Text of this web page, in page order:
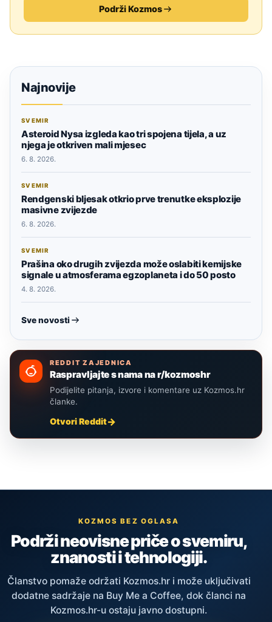
Podrži Kozmos
Najnovije
SVEMIR
Asteroid Nysa izgleda kao tri spojena tijela, a uz
njega je otkriven mali mjesec
6. 8. 2026.
SVEMIR
Rendgenski bljesak otkrio prve trenutke eksplozije
masivne zvijezde
6. 8. 2026.
SVEMIR
Prašina oko drugih zvijezda može oslabiti kemijske
signale u atmosferama egzoplaneta i do 50 posto
4. 8. 2026.
Sve novosti
REDDIT ZAJEDNICA
Raspravljajte s nama na r/kozmoshr
Podijelite pitanja, izvore i komentare uz Kozmos.hr
članke.
Otvori Reddit
KOZMOS BEZ OGLASA
Podrži neovisne priče o svemiru,
znanosti i tehnologiji.
Članstvo pomaže održati Kozmos.hr i može uključivati
dodatne sadržaje na Buy Me a Coffee, dok članci na
Kozmos.hr-u ostaju javno dostupni.